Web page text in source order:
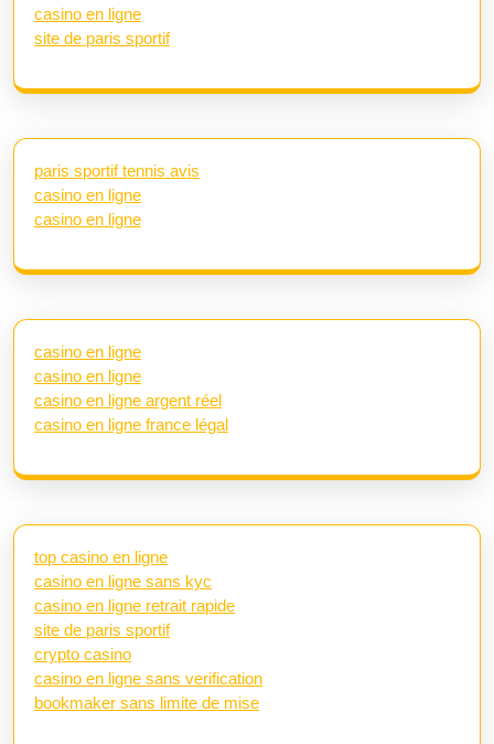
casino en ligne
site de paris sportif
paris sportif tennis avis
casino en ligne
casino en ligne
casino en ligne
casino en ligne
casino en ligne argent réel
casino en ligne france légal
top casino en ligne
casino en ligne sans kyc
casino en ligne retrait rapide
site de paris sportif
crypto casino
casino en ligne sans verification
bookmaker sans limite de mise